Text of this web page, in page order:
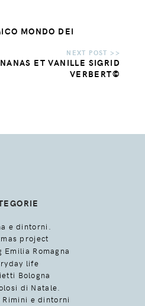
MONDO DEI
ET VANILLE SIGRID
VERBERT©
e dintorni.
project
Emilia Romagna
life
Bologna
di Natale.
e dintorni